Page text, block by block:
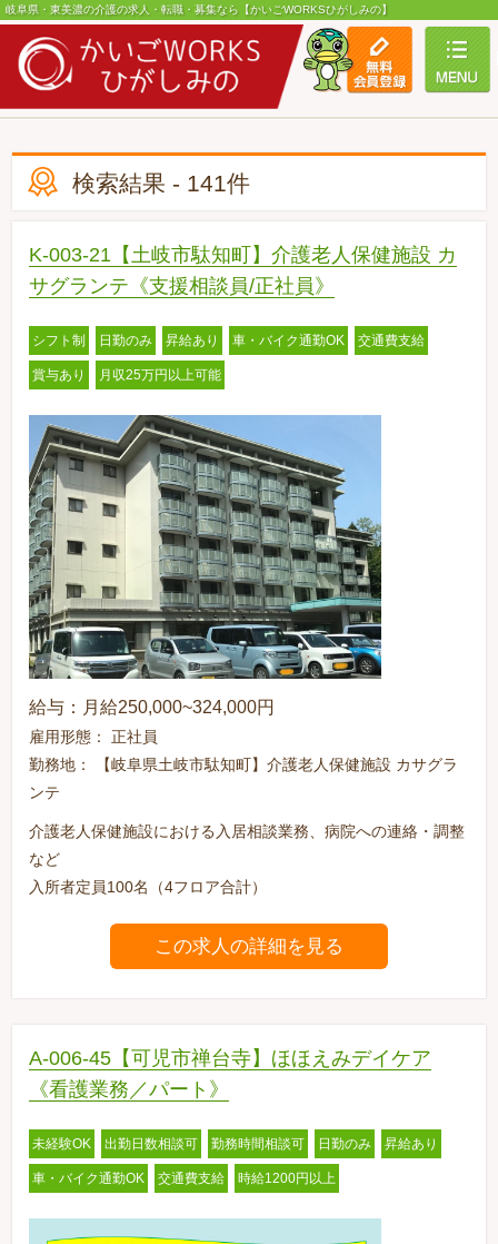
岐阜県・東美濃の介護の求人・転職・募集なら【かいごWORKSひがしみの】
検索結果 - 141件
K-003-21【土岐市駄知町】介護老人保健施設 カ
サグランテ《支援相談員/正社員》
シフト制 日勤のみ 昇給あり 車・バイク通勤OK 交通費支給
賞与あり 月収25万円以上可能
給与：月給250,000~324,000円
雇用形態： 正社員
勤務地： 【岐阜県土岐市駄知町】介護老人保健施設 カサグラ
ンテ
介護老人保健施設における入居相談業務、病院への連絡・調整
など
入所者定員100名（4フロア合計）
この求人の詳細を見る
A-006-45【可児市禅台寺】ほほえみデイケア
《看護業務／パート》
未経験OK 出勤日数相談可 勤務時間相談可 日勤のみ 昇給あり
車・バイク通勤OK 交通費支給 時給1200円以上